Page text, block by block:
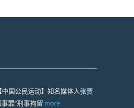
中国公民运动】知名媒体人张贾
罪”刑事拘留 more